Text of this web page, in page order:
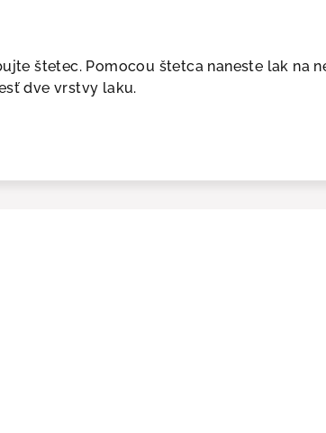
štetec. Pomocou štetca naneste lak na
dve vrstvy laku.